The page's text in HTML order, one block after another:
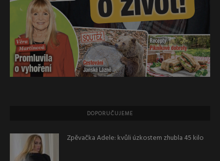
DOPORUČUJEME
Zpěvačka Adele: kvůli úzkostem zhubla 45 kilo